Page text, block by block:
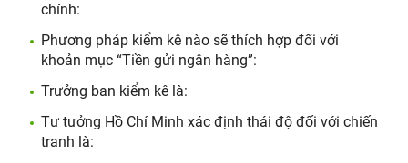
chính:
Phương pháp kiểm kê nào sẽ thích hợp đối với
khoản mục “Tiền gửi ngân hàng”:
Trưởng ban kiểm kê là:
Tư tưởng Hồ Chí Minh xác định thái độ đối với chiến
tranh là: